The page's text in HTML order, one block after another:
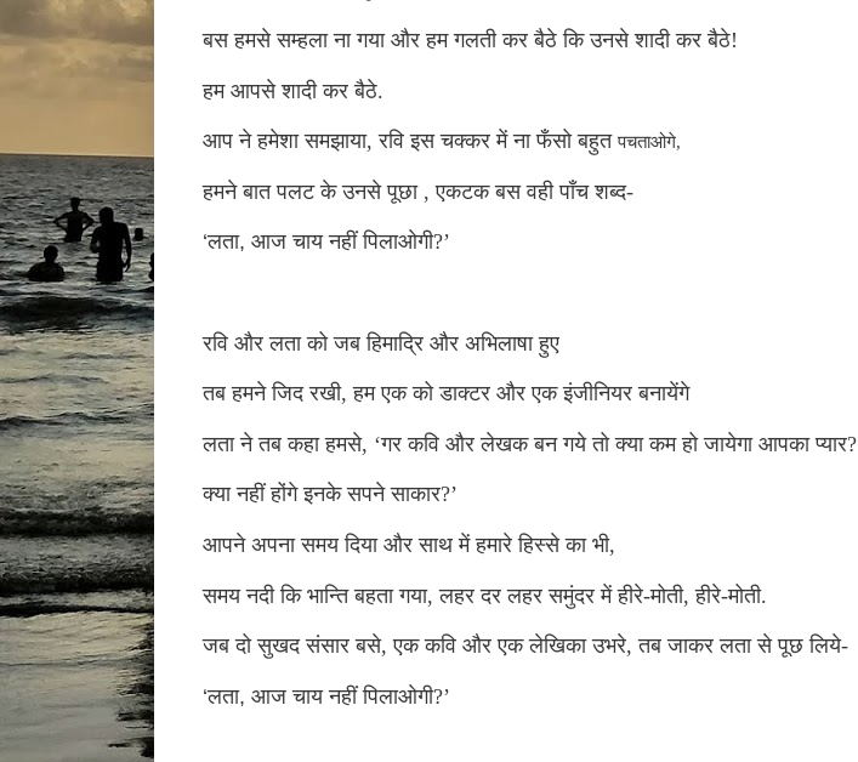
बस हमसे सम्हला ना गया और हम गलती कर बैठे कि उनसे शादी कर बैठे!
हम आपसे शादी कर बैठे.
आप ने हमेशा समझाया,रवि इस चक्कर में ना फँसो बहुतपचताओगे,
हमने बात पलट के उनसे पूछा ,एकटक बस वही पाँच शब्द-
‘लता, आज चाय नहीं पिलाओगी?’
रवि और लता को जब हिमाद्रि और अभिलाषा हुए
तब हमने जिद रखी,हम एक को डाक्टर और एक इंजीनियर बनायेंगे
लता ने तब कहा हमसे, ‘गर कवि और लेखक बन गये तो क्या कम हो जायेगा आपका प्यार?
क्या नहीं होंगे इनके सपने साकार?’
आपने अपना समय दिया और साथ में हमारे हिस्से का भी,
समय नदी कि भान्ति बहता गया,लहर दर लहर समुंदर में हीरे-मोती, हीरे-मोती.
जब दो सुखद संसार बसे, एक कवि और एक लेखिका उभरे,तब जाकर लता से पूछ लिये-
‘लता, आज चाय नहीं पिलाओगी?’